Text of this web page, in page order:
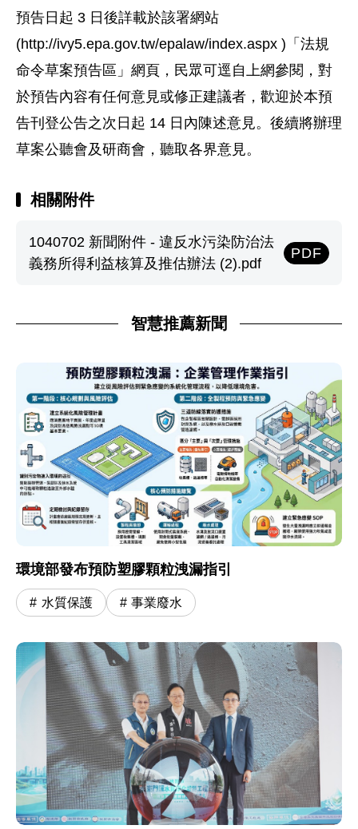
預告日起 3 日後詳載於該署網站
(http://ivy5.epa.gov.tw/epalaw/index.aspx )「法規
命令草案預告區」網頁，民眾可逕自上網參閱，對
於預告內容有任何意見或修正建議者，歡迎於本預
告刊登公告之次日起 14 日內陳述意見。後續將辦理
草案公聽會及研商會，聽取各界意見。
相關附件
1040702 新聞附件 - 違反水污染防治法
義務所得利益核算及推估辦法 (2).pdf
PDF
智慧推薦新聞
環境部發布預防塑膠顆粒洩漏指引
水質保護 事業廢水